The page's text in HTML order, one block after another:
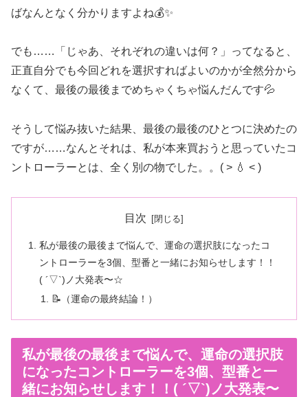
ばなんとなく分かりますよね💰✨
でも……「じゃあ、それぞれの違いは何？」ってなると、
正直自分でも今回どれを選択すればよいのかが全然分から
なくて、最後の最後までめちゃくちゃ悩んだんです💦
そうして悩み抜いた結果、最後の最後のひとつに決めたの
ですが……なんとそれは、私が本来買おうと思っていたコ
ントローラーとは、全く別の物でした。。( > 💧 < )
目次
私が最後の最後まで悩んで、運命の選択肢になったコ
ントローラーを3個、型番と一緒にお知らせします！！
( ´▽`)ノ大発表〜☆
📝（運命の最終結論！）
私が最後の最後まで悩んで、運命の選択肢
になったコントローラーを3個、型番と一
緒にお知らせします！！( ´▽`)ノ大発表〜